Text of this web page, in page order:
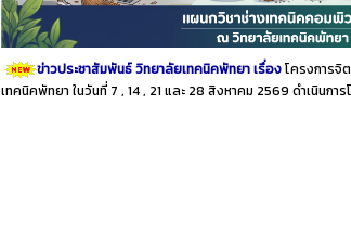
ข่าวประชาสัมพันธ์ วิทยาลัยเทคนิคพัทยา เรื่องโครงการจิ
เทคนิคพัทยา ในวันที่ 7 , 14 , 21 และ 28 สิงหาคม 2569 ดำเนินก